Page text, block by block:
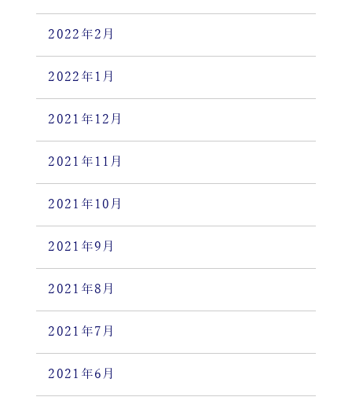
2022年2月
2022年1月
2021年12月
2021年11月
2021年10月
2021年9月
2021年8月
2021年7月
2021年6月